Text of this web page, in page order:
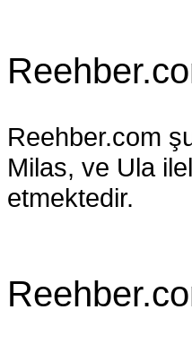
Reehber.com
Milas, ve Ula
etmektedir.